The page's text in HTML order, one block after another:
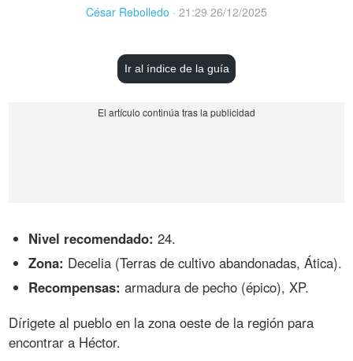
César Rebolledo · 21:29 26/12/2025
Ir al índice de la guía
Nivel recomendado: 24.
Zona: Decelia (Terras de cultivo abandonadas, Ática).
Recompensas: armadura de pecho (épico), XP.
Dírigete al pueblo en la zona oeste de la región para
encontrar a Héctor.